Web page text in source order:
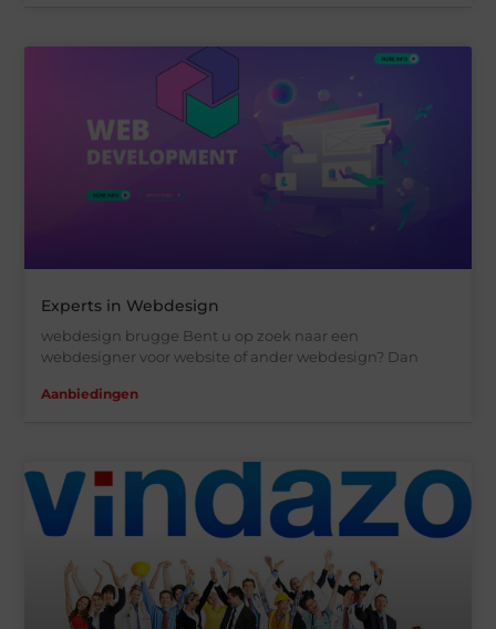
Experts in Webdesign
webdesign brugge Bent u op zoek naar een
webdesigner voor website of ander webdesign? Dan
Aanbiedingen